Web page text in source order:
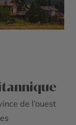
de l’ouest